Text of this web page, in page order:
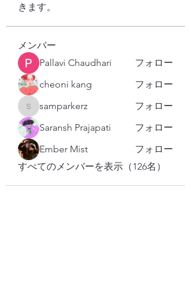
きます。
メンバー
Pallavi Chaudhari
フォロー
cheoni kang
フォロー
samparkerz
samparkerz
フォロー
Saransh Prajapati
フォロー
Ember Mist
フォロー
すべてのメンバーを表示（126名）